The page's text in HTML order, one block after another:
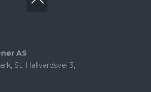
AS
St. Hallvardsvei 3,